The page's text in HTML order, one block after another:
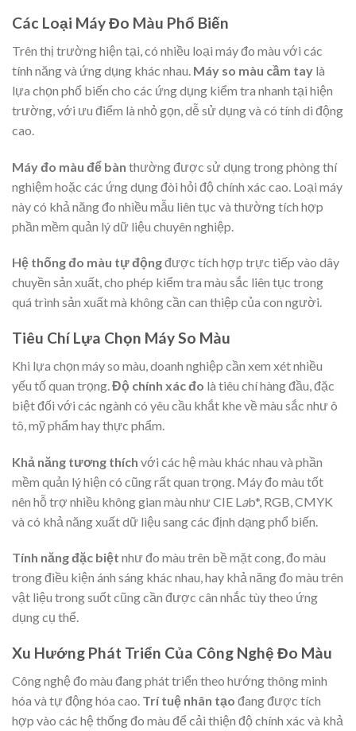
Các Loại Máy Đo Màu Phổ Biến
Trên thị trường hiện tại, có nhiều loại máy đo màu với các
tính năng và ứng dụng khác nhau. Máy so màu cầm tay là
lựa chọn phổ biến cho các ứng dụng kiểm tra nhanh tại hiện
trường, với ưu điểm là nhỏ gọn, dễ sử dụng và có tính di động
cao.
Máy đo màu để bàn thường được sử dụng trong phòng thí
nghiệm hoặc các ứng dụng đòi hỏi độ chính xác cao. Loại máy
này có khả năng đo nhiều mẫu liên tục và thường tích hợp
phần mềm quản lý dữ liệu chuyên nghiệp.
Hệ thống đo màu tự độngđược tích hợp trực tiếp vào dây
chuyền sản xuất, cho phép kiểm tra màu sắc liên tục trong
quá trình sản xuất mà không cần can thiệp của con người.
Tiêu Chí Lựa Chọn Máy So Màu
Khi lựa chọn máy so màu, doanh nghiệp cần xem xét nhiều
yếu tố quan trọng. Độ chính xác đo là tiêu chí hàng đầu, đặc
biệt đối với các ngành có yêu cầu khắt khe về màu sắc như ô
tô, mỹ phẩm hay thực phẩm.
Khả năng tương thích với các hệ màu khác nhau và phần
mềm quản lý hiện có cũng rất quan trọng. Máy đo màu tốt
nên hỗ trợ nhiều không gian màu như CIE L ab*, RGB, CMYK
và có khả năng xuất dữ liệu sang các định dạng phổ biến.
Tính năng đặc biệt như đo màu trên bề mặt cong, đo màu
trong điều kiện ánh sáng khác nhau, hay khả năng đo màu trên
vật liệu trong suốt cũng cần được cân nhắc tùy theo ứng
dụng cụ thể.
Xu Hướng Phát Triển Của Công Nghệ Đo Màu
Công nghệ đo màu đang phát triển theo hướng thông minh
hóa và tự động hóa cao. Trí tuệ nhân tạo đang được tích
hợp vào các hệ thống đo màu để cải thiện độ chính xác và khả